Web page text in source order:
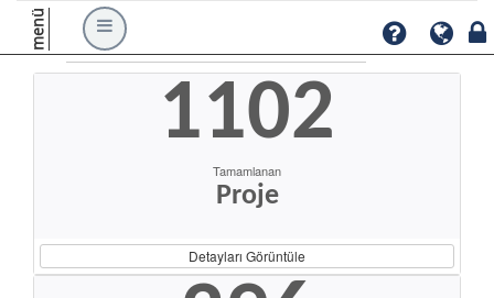
menü
1102
Tamamlanan
Proje
Detayları Görüntüle